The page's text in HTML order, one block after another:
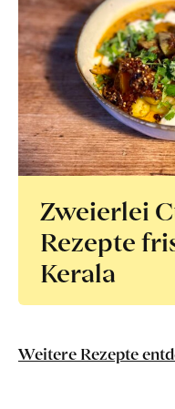
Zweierlei
Rezepte
Kerala
Weitere Rezepte